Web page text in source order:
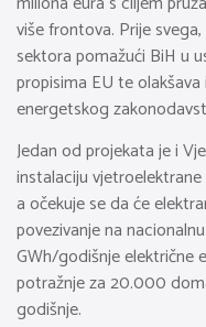
više frontova. Prije
sektora pomažući BiH u
propisima EU te
energetskog
Jedan od projekata je i
instalaciju
a očekuje se da će
povezivanje na
GWh/godišnje električne
potražnje za 20.000
godišnje.